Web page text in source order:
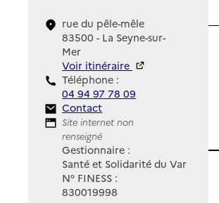
rue du pêle-mêle
83500 - La Seyne-sur-
Mer
Voir itinéraire
Téléphone :
04 94 97 78 09
Contact
Contact
Site Internet
Site internet non
renseigné
Gestionnaire :
Santé et Solidarité du Var
N° FINESS :
830019998